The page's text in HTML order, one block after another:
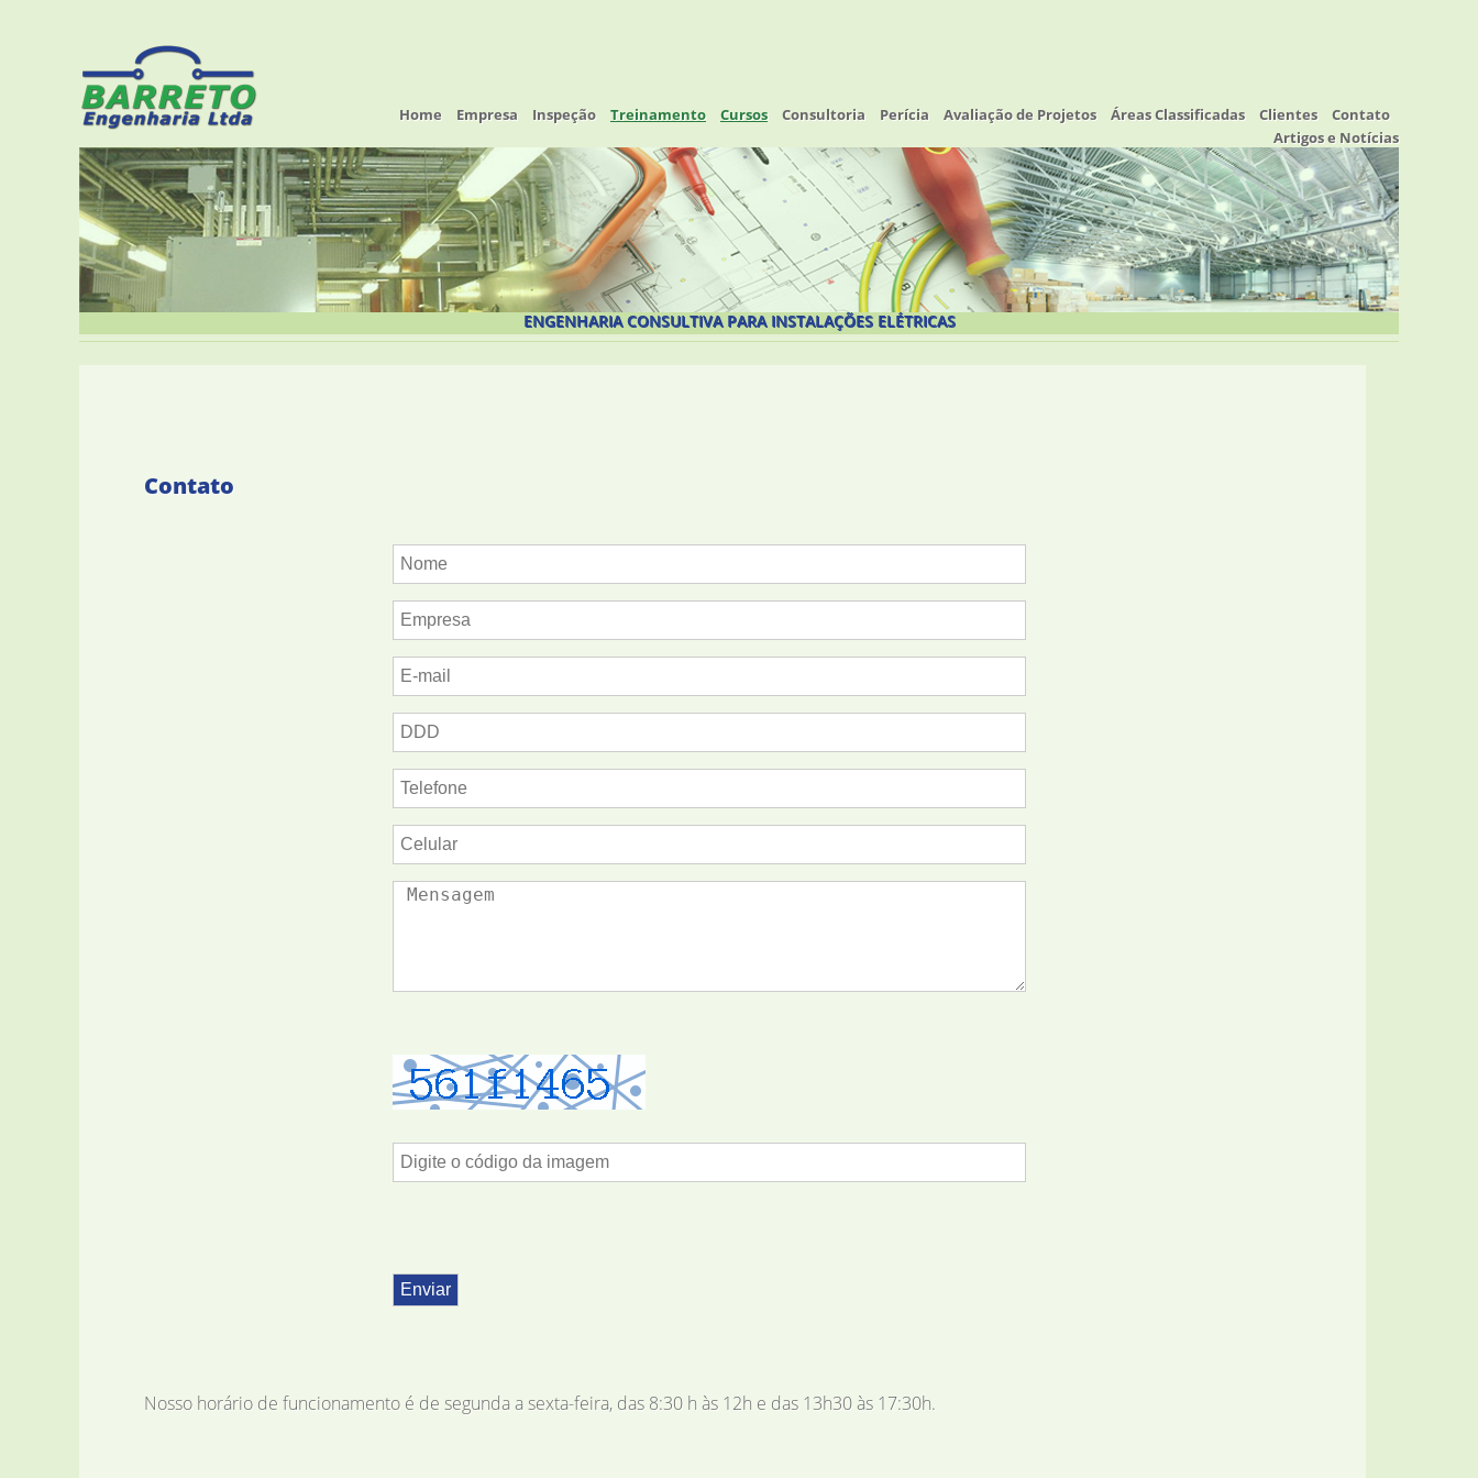
Home Empresa Inspeção Treinamento Cursos Consultoria Perícia Avaliação de Projetos Áreas Classificadas Clientes
Contato
Artigos e Notícias
ENGENHARIA CONSULTIVA PARA INSTALAÇÕES ELÉTRICAS
Contato
Nosso horário de funcionamento é de segunda a sexta-feira, das 8:30 h às 12h e das 13h30 às 17:30h.